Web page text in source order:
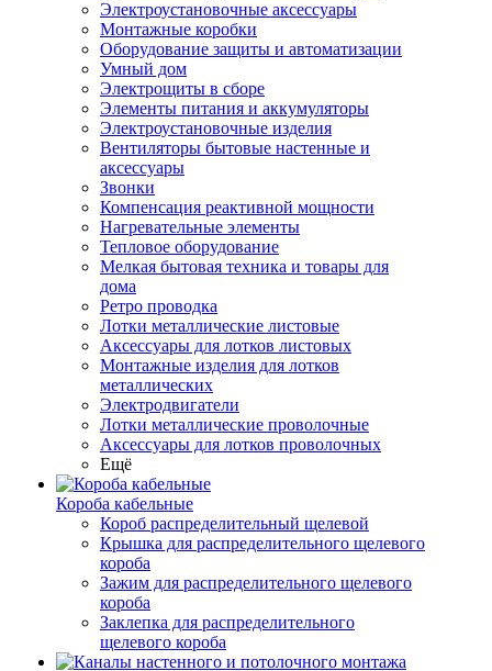
Электроустановочные аксессуары
Монтажные коробки
Оборудование защиты и автоматизации
Умный дом
Электрощиты в сборе
Элементы питания и аккумуляторы
Электроустановочные изделия
Вентиляторы бытовые настенные и
аксессуары
Звонки
Компенсация реактивной мощности
Нагревательные элементы
Тепловое оборудование
Мелкая бытовая техника и товары для
дома
Ретро проводка
Лотки металлические листовые
Аксессуары для лотков листовых
Монтажные изделия для лотков
металлических
Электродвигатели
Лотки металлические проволочные
Аксессуары для лотков проволочных
Ещё
Короба кабельные
Короб распределительный щелевой
Крышка для распределительного щелевого
короба
Зажим для распределительного щелевого
короба
Заклепка для распределительного
щелевого короба